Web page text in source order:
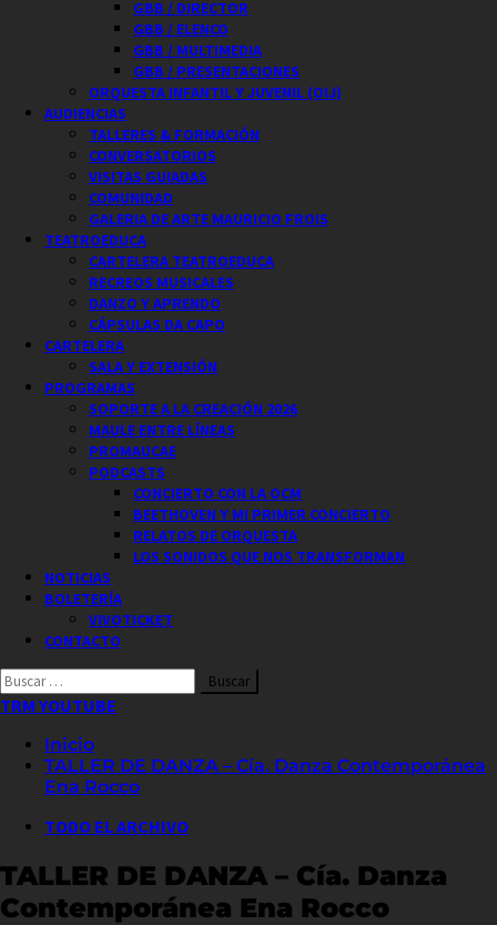
GBB / DIRECTOR
GBB / ELENCO
GBB / MULTIMEDIA
GBB / PRESENTACIONES
ORQUESTA INFANTIL Y JUVENIL (OIJ)
AUDIENCIAS
TALLERES & FORMACIÓN
CONVERSATORIOS
VISITAS GUIADAS
COMUNIDAD
GALERIA DE ARTE MAURICIO FROIS
TEATROEDUCA
CARTELERA TEATROEDUCA
RECREOS MUSICALES
DANZO Y APRENDO
CÁPSULAS DA CAPO
CARTELERA
SALA Y EXTENSIÓN
PROGRAMAS
SOPORTE A LA CREACIÓN 2026
MAULE ENTRE LÍNEAS
PROMAUCAE
PODCASTS
CONCIERTO CON LA OCM
BEETHOVEN Y MI PRIMER CONCIERTO
RELATOS DE ORQUESTA
LOS SONIDOS QUE NOS TRANSFORMAN
NOTICIAS
BOLETERÍA
VIVOTICKET
CONTACTO
Buscar
por:
TRM YOUTUBE
Inicio
TALLER DE DANZA – Cía. Danza Contemporánea
Ena Rocco
TODO EL ARCHIVO
TALLER DE DANZA – Cía. Danza
Contemporánea Ena Rocco